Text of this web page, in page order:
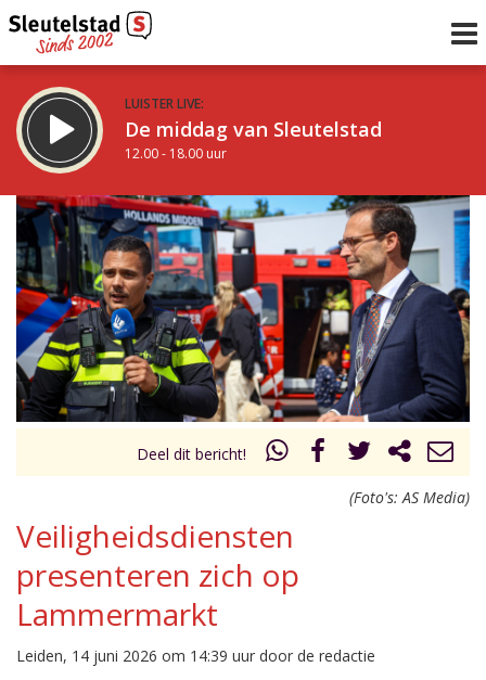
LUISTER LIVE:
De middag van Sleutelstad
12.00 - 18.00 uur
STRAKS:
De avond van Sleutelstad
18.00 - 19.00 uur
Vorig uur
uur 1 van 0 Volgend uur
Inklappen
Deel dit bericht!
(Foto's: AS Media)
Veiligheidsdiensten
presenteren zich op
Lammermarkt
Leiden, 14 juni 2026 om 14:39 uur door de redactie